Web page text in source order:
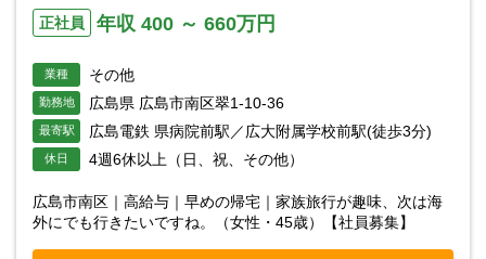
正社員 年収 400 ～ 660万円
業種 その他
勤務地 広島県 広島市南区翠1-10-36
最寄駅 広島電鉄 県病院前駅／広大附属学校前駅(徒歩3分)
休日 4週6休以上（日、祝、その他）
広島市南区｜高給与｜早めの帰宅｜家族旅行が趣味、次は海
外にでも行きたいですね。（女性・45歳）【社員募集】